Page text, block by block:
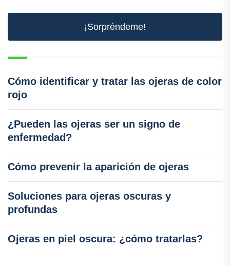
¡Sorpréndeme!
Cómo identificar y tratar las ojeras de color
rojo
¿Pueden las ojeras ser un signo de
enfermedad?
Cómo prevenir la aparición de ojeras
Soluciones para ojeras oscuras y
profundas
Ojeras en piel oscura: ¿cómo tratarlas?